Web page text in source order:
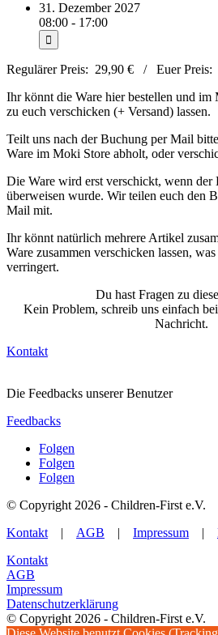
31. Dezember 2027
08:00 - 17:00
Regulärer Preis: 29,90 € / Euer Preis:
Ihr könnt die Ware hier bestellen und im
zu euch verschicken (+ Versand) lassen.
Teilt uns nach der Buchung per Mail
Ware im Moki Store abholt, oder
Die Ware wird erst verschickt, wenn der
überweisen wurde. Wir teilen euch den
Mail mit.
Ihr könnt natürlich mehrere Artikel
Ware zusammen verschicken lassen,
verringert.
Du hast Fragen zu
Kein Problem, schreib uns einfach
Nachricht.
Kontakt
Die Feedbacks unserer Benutzer
Feedbacks
Folgen
Folgen
Folgen
© Copyright 2026 - Children-First e.V.
Kontakt | AGB | Impressum |
Kontakt
AGB
Impressum
Datenschutzerklärung
© Copyright 2026 - Children-First e.V.